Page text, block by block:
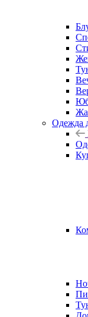
Одежда